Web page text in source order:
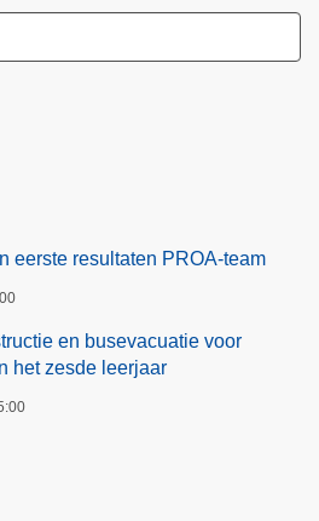
eerste resultaten PROA-team
en busevacuatie voor
het zesde leerjaar